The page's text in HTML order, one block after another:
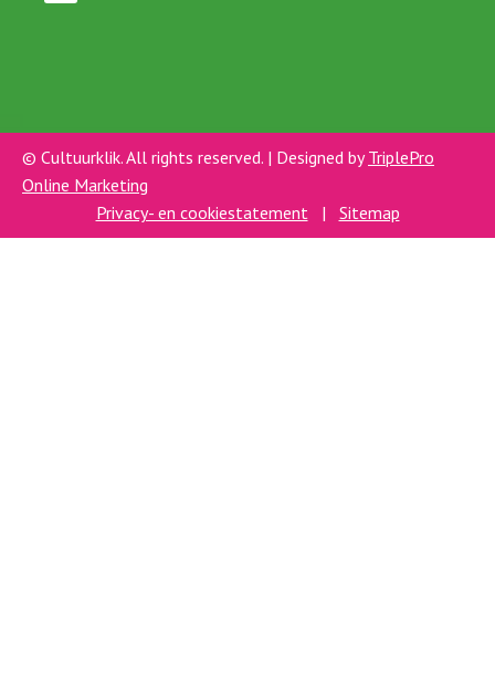
© Cultuurklik. All rights reserved. | Designed byTriplePro
Online Marketing
Privacy- en cookiestatement| Sitemap